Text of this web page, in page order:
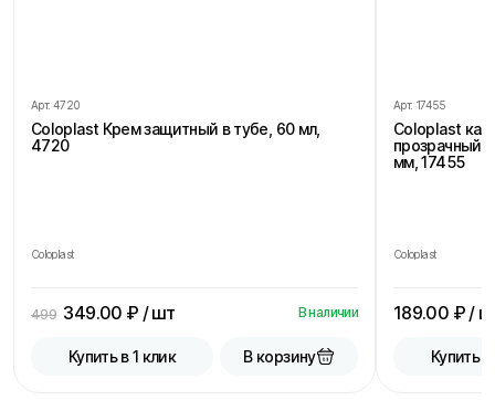
Арт. 4720
Coloplast Крем защитный в тубе, 60 мл,
4720
Coloplast
499 349.00 ₽ / шт В наличии
Купить в 1 клик В корзину
Арт. 17455
Coloplast
прозрачный,
мм, 17455
Coloplast
189.00 ₽ /
Купить в